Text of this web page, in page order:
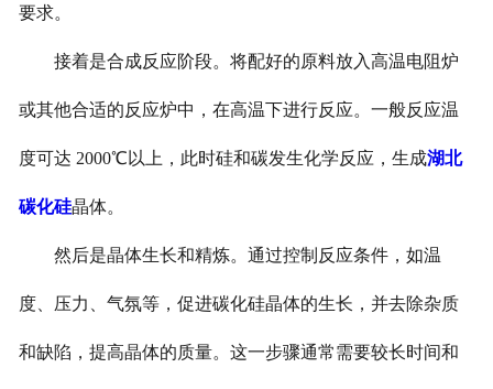
要求。
接着是合成反应阶段。将配好的原料放入高温电阻炉
或其他合适的反应炉中，在高温下进行反应。一般反应温
度可达 2000℃以上，此时硅和碳发生化学反应，生成湖北
碳化硅晶体。
然后是晶体生长和精炼。通过控制反应条件，如温
度、压力、气氛等，促进碳化硅晶体的生长，并去除杂质
和缺陷，提高晶体的质量。这一步骤通常需要较长时间和